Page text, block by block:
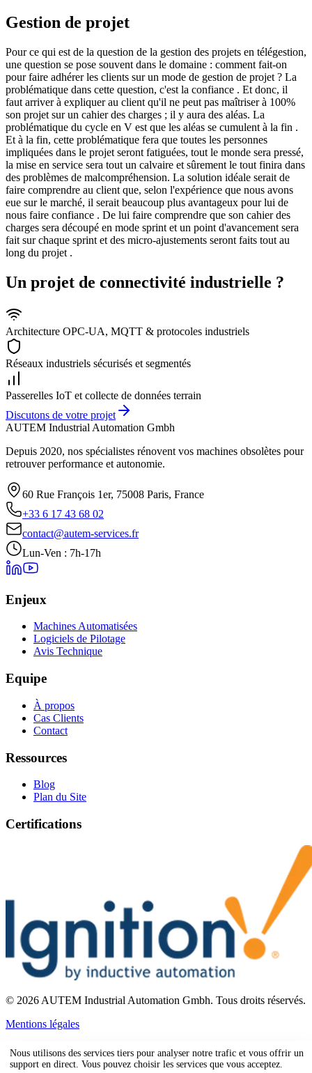
Gestion de projet
Pour ce qui est de la question de la gestion des projets en télégestion,
une question se pose souvent dans le domaine : comment fait-on
pour faire adhérer les clients sur un mode de gestion de projet ? La
problématique dans cette question, c'est la confiance . Et donc, il
faut arriver à expliquer au client qu'il ne peut pas maîtriser à 100%
son projet sur un cahier des charges ; il y aura des aléas. La
problématique du cycle en V est que les aléas se cumulent à la fin .
Et à la fin, cette problématique fera que toutes les personnes
impliquées dans le projet seront fatiguées, tout le monde sera pressé,
la mise en service sera tout un calvaire et sûrement le tout finira dans
des problèmes de malcompréhension. La solution idéale serait de
faire comprendre au client que, selon l'expérience que nous avons
eue sur le marché, il serait beaucoup plus avantageux pour lui de
nous faire confiance . De lui faire comprendre que son cahier des
charges sera découpé en mode sprint et un point d'avancement sera
fait sur chaque sprint et des micro-ajustements seront faits tout au
long du projet .
Un projet de connectivité industrielle ?
Architecture OPC-UA, MQTT & protocoles industriels
Réseaux industriels sécurisés et segmentés
Passerelles IoT et collecte de données terrain
Discutons de votre projet
AUTEM Industrial Automation Gmbh
Depuis 2020, nos spécialistes rénovent vos machines obsolètes pour
retrouver performance et autonomie.
60 Rue François 1er, 75008 Paris, France
+33 6 17 43 68 02
contact@autem-services.fr
Lun-Ven : 7h-17h
Enjeux
Machines Automatisées
Logiciels de Pilotage
Avis Technique
Equipe
À propos
Cas Clients
Contact
Ressources
Blog
Plan du Site
Certifications
© 2026 AUTEM Industrial Automation Gmbh. Tous droits réservés.
Mentions légales
Nous utilisons des services tiers pour analyser notre trafic et vous offrir un
support en direct. Vous pouvez choisir les services que vous acceptez.